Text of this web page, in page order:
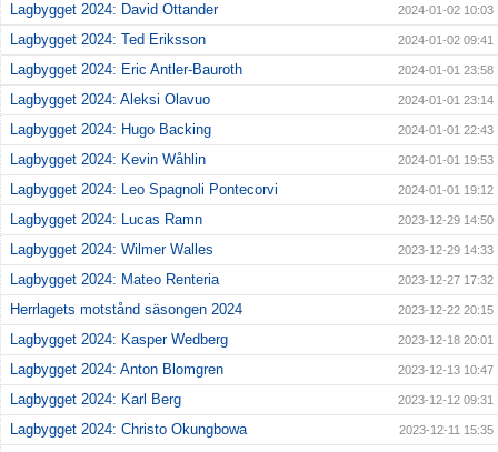
Lagbygget 2024: David Ottander 2024-01-02 10:03
Lagbygget 2024: Ted Eriksson 2024-01-02 09:41
Lagbygget 2024: Eric Antler-Bauroth 2024-01-01 23:58
Lagbygget 2024: Aleksi Olavuo 2024-01-01 23:14
Lagbygget 2024: Hugo Backing 2024-01-01 22:43
Lagbygget 2024: Kevin Wåhlin 2024-01-01 19:53
Lagbygget 2024: Leo Spagnoli Pontecorvi 2024-01-01 19:12
Lagbygget 2024: Lucas Ramn 2023-12-29 14:50
Lagbygget 2024: Wilmer Walles 2023-12-29 14:33
Lagbygget 2024: Mateo Renteria 2023-12-27 17:32
Herrlagets motstånd säsongen 2024 2023-12-22 20:15
Lagbygget 2024: Kasper Wedberg 2023-12-18 20:01
Lagbygget 2024: Anton Blomgren 2023-12-13 10:47
Lagbygget 2024: Karl Berg 2023-12-12 09:31
Lagbygget 2024: Christo Okungbowa 2023-12-11 15:35